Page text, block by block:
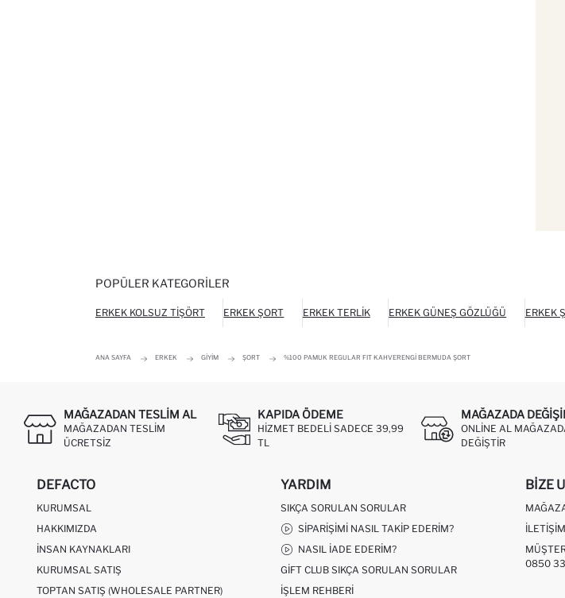
POPÜLER KATEGORILER
ERKEK KOLSUZ TIŞÖRT ERKEK ŞORT ERKEK TERLIK ERKEK GÜNEŞ GÖZLÜĞÜ ERKEK
ANA SAYFA ERKEK GIYIM ŞORT %100 PAMUK REGULAR FIT KAHVERENGI BERMUDA ŞORT
MAĞAZADAN TESLIM AL
MAĞAZADAN TESLIM
ÜCRETSIZ
KAPIDA ÖDEME
HIZMET BEDELI SADECE 39,99
TL
MAĞAZADA
ONLINE AL
DEĞIŞTIR
DEFACTO
KURUMSAL
HAKKIMIZDA
İNSAN KAYNAKLARI
KURUMSAL SATIŞ
TOPTAN SATIŞ (WHOLESALE PARTNER)
YARDIM
SIKÇA SORULAN SORULAR
SIPARIŞIMI NASIL TAKIP EDERIM?
NASIL İADE EDERIM?
GIFT CLUB SIKÇA SORULAN SORULAR
İŞLEM REHBERI
BIZE
0850